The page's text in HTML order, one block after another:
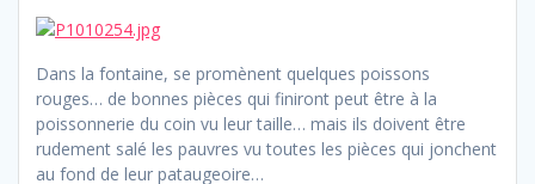
Dans la fontaine, se promènent quelques poissons
rouges… de bonnes pièces qui finiront peut être à la
poissonnerie du coin vu leur taille… mais ils doivent être
rudement salé les pauvres vu toutes les pièces qui jonchent
au fond de leur pataugeoire…